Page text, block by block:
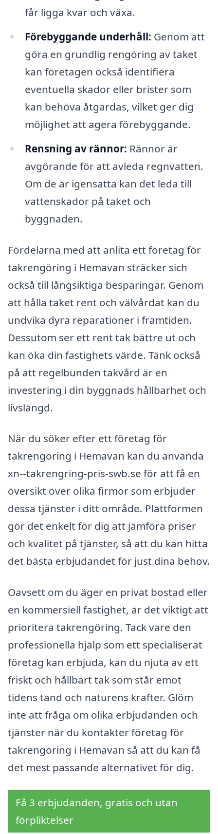
får ligga kvar och växa.
Förebyggande underhåll: Genom att
göra en grundlig rengöring av taket
kan företagen också identifiera
eventuella skador eller brister som
kan behöva åtgärdas, vilket ger dig
möjlighet att agera förebyggande.
Rensning av rännor: Rännor är
avgörande för att avleda regnvatten.
Om de är igensatta kan det leda till
vattenskador på taket och
byggnaden.
Fördelarna med att anlita ett företag för
takrengöring i Hemavan sträcker sich
också till långsiktiga besparingar. Genom
att hålla taket rent och välvårdat kan du
undvika dyra reparationer i framtiden.
Dessutom ser ett rent tak bättre ut och
kan öka din fastighets värde. Tänk också
på att regelbunden takvård är en
investering i din byggnads hållbarhet och
livslängd.
När du söker efter ett företag för
takrengöring i Hemavan kan du använda
xn--takrengring-pris-swb.se för att få en
översikt över olika firmor som erbjuder
dessa tjänster i ditt område. Plattformen
gör det enkelt för dig att jämföra priser
och kvalitet på tjänster, så att du kan hitta
det bästa erbjudandet för just dina behov.
Oavsett om du äger en privat bostad eller
en kommersiell fastighet, är det viktigt att
prioritera takrengöring. Tack vare den
professionella hjälp som ett specialiserat
företag kan erbjuda, kan du njuta av ett
friskt och hållbart tak som står emot
tidens tand och naturens krafter. Glöm
inte att fråga om olika erbjudanden och
tjänster när du kontakter företag för
takrengöring i Hemavan så att du kan få
det mest passande alternativet för dig.
Få 3 erbjudanden, gratis och utan
förpliktelser